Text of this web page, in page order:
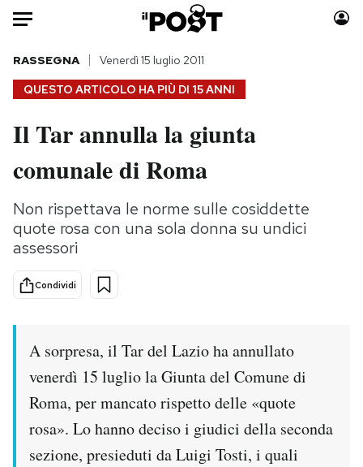
Auto
HOME
Italia
Politica
Tecnologia
Internet
Scienza
Cultura
Economia
Moda
Consumismi
Storie/Idee
Ok Boomer!
PODCAST
NEWSLETTER
QUESTO ARTICOLO HA PIÙ DI 15 ANNI
RASSEGNA Venerdì 15 luglio 2011
Il Tar annulla la giunta
comunale di Roma
Non rispettava le norme sulle cosiddette
quote rosa con una sola donna su undici
assessori
Condividi
A sorpresa, il Tar del Lazio ha annullato
venerdì 15 luglio la Giunta del Comune di
Roma, per mancato rispetto delle «quote
rosa». Lo hanno deciso i giudici della seconda
sezione, presieduti da Luigi Tosti, i quali